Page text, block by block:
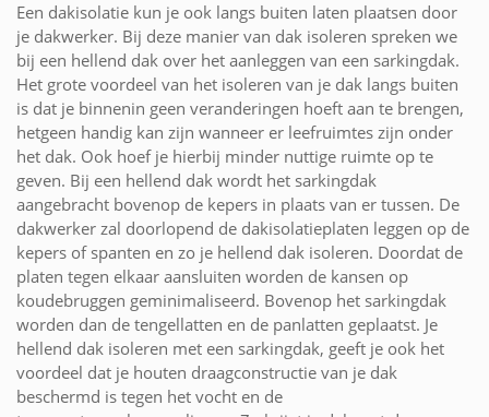
Een dakisolatie kun je ook langs buiten laten plaatsen door
je dakwerker. Bij deze manier van dak isoleren spreken we
bij een hellend dak over het aanleggen van een sarkingdak.
Het grote voordeel van het isoleren van je dak langs buiten
is dat je binnenin geen veranderingen hoeft aan te brengen,
hetgeen handig kan zijn wanneer er leefruimtes zijn onder
het dak. Ook hoef je hierbij minder nuttige ruimte op te
geven. Bij een hellend dak wordt het sarkingdak
aangebracht bovenop de kepers in plaats van er tussen. De
dakwerker zal doorlopend de dakisolatieplaten leggen op de
kepers of spanten en zo je hellend dak isoleren. Doordat de
platen tegen elkaar aansluiten worden de kansen op
koudebruggen geminimaliseerd. Bovenop het sarkingdak
worden dan de tengellatten en de panlatten geplaatst. Je
hellend dak isoleren met een sarkingdak, geeft je ook het
voordeel dat je houten draagconstructie van je dak
beschermd is tegen het vocht en de